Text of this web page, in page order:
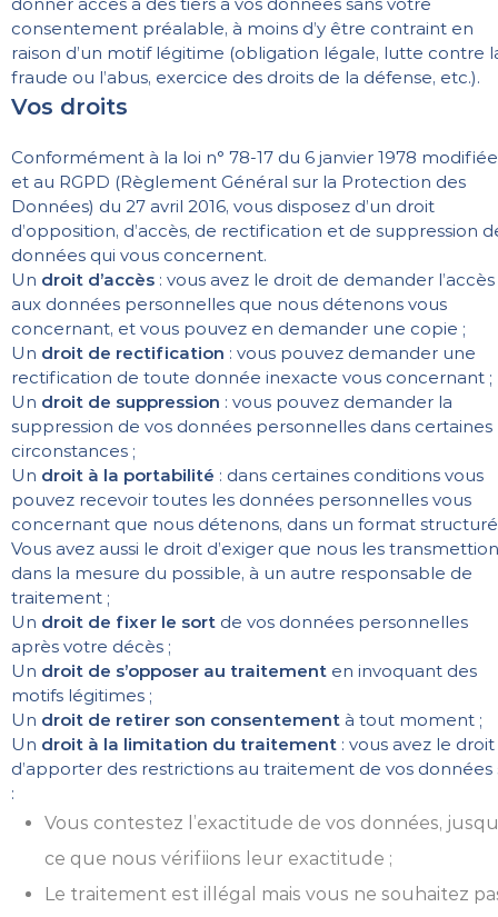
consentement préalable, à moins d’y être contraint en
raison d’un motif légitime (obligation légale, lutte contre
fraude ou l’abus, exercice des droits de la défense, etc.).
Vos droits
Conformément à la loi n° 78-17 du 6 janvier 1978 modifiée
et au RGPD (Règlement Général sur la Protection des
Données) du 27 avril 2016, vous disposez d’un droit
d’opposition, d’accès, de rectification et de suppression
données qui vous concernent.
Un droit d’accès : vous avez le droit de demander l’accès
aux données personnelles que nous détenons vous
concernant, et vous pouvez en demander une copie ;
Un droit de rectification : vous pouvez demander une
rectification de toute donnée inexacte vous concernant ;
Un droit de suppression : vous pouvez demander la
suppression de vos données personnelles dans certaines
circonstances ;
Un droit à la portabilité : dans certaines conditions vous
pouvez recevoir toutes les données personnelles vous
concernant que nous détenons, dans un format
Vous avez aussi le droit d’exiger que nous les
dans la mesure du possible, à un autre responsable de
traitement ;
Un droit de fixer le sort de vos données personnelles
après votre décès ;
Un droit de s’opposer au traitement en invoquant des
motifs légitimes ;
Un droit de retirer son consentement à tout moment ;
Un droit à la limitation du traitement : vous avez le droit
d’apporter des restrictions au traitement de vos données
:
Vous contestez l’exactitude de vos données,
ce que nous vérifiions leur exactitude ;
Le traitement est illégal mais vous ne souhaitez